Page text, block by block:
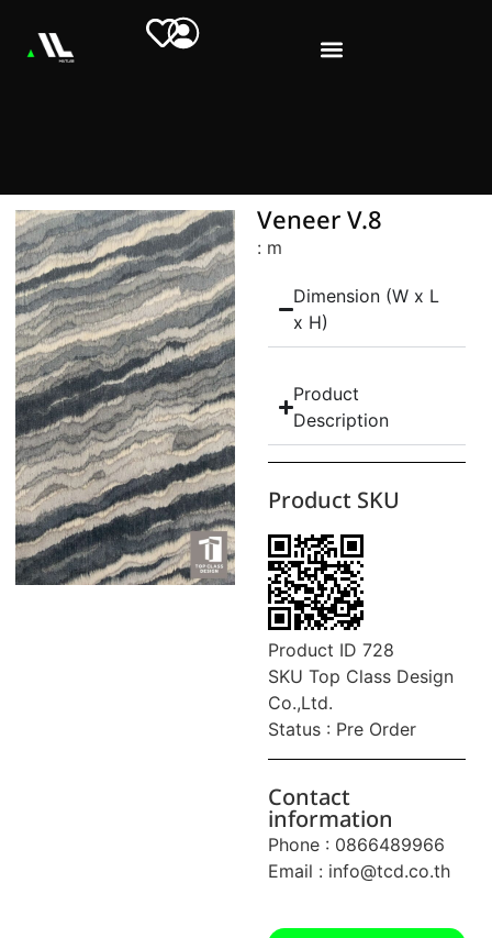
Veneer V.8
: m
Dimension (W x L
x H)
Product
Description
Product SKU
Product ID 728
SKU Top Class Design
Co.,Ltd.
Status : Pre Order
Contact
information
Phone : 0866489966
Email : info@tcd.co.th